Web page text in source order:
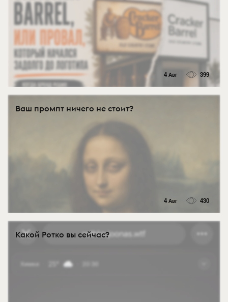
4 Авг 399
Ваш промпт ничего не стоит?
4 Авг 430
Какой Ротко вы сейчас?